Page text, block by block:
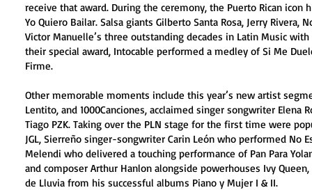
receive that award. During the ceremony, the Puerto Rican
Yo Quiero Bailar. Salsa giants Gilberto Santa Rosa, Jerry
Victor Manuelle’s three outstanding decades in Latin Music
their special award, Intocable performed a medley of Si Me
Firme.
Other memorable moments include this year’s new artist
Lentito, and 1000Canciones, acclaimed singer songwriter
Tiago PZK. Taking over the PLN stage for the first time were
JGL, Sierreño singer-songwriter Carin León who performed No
Melendi who delivered a touching performance of Pan Para
and composer Arthur Hanlon alongside powerhouses Ivy
de Lluvia from his successful albums Piano y Mujer I & II.